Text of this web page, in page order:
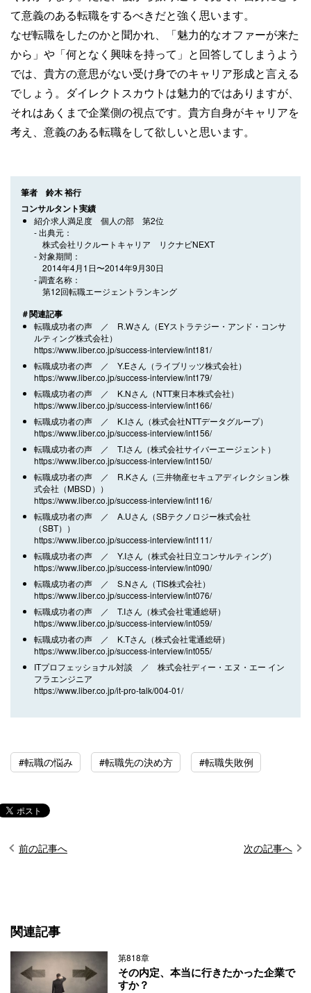
て意義のある転職をするべきだと強く思います。
なぜ転職をしたのかと聞かれ、「魅力的なオファーが来た
から」や「何となく興味を持って」と回答してしまうよう
では、貴方の意思がない受け身でのキャリア形成と言える
でしょう。ダイレクトスカウトは魅力的ではありますが、
それはあくまで企業側の視点です。貴方自身がキャリアを
考え、意義のある転職をして欲しいと思います。
筆者 鈴木 裕行
コンサルタント実績
紹介求人満足度 個人の部 第2位
出典元
株式会社リクルートキャリア リクナビNEXT
対象期間
2014年4月1日〜2014年9月30日
調査名称
第12回転職エージェントランキング
＃関連記事
転職成功者の声 ／ R.Wさん（EYストラテジー・アンド・コンサ
ルティング株式会社）
https://www.liber.co.jp/success-interview/int181/
転職成功者の声 ／ Y.Eさん（ライブリッツ株式会社）
https://www.liber.co.jp/success-interview/int179/
転職成功者の声 ／ K.Nさん（NTT東日本株式会社）
https://www.liber.co.jp/success-interview/int166/
転職成功者の声 ／ K.Iさん（株式会社NTTデータグループ）
https://www.liber.co.jp/success-interview/int156/
転職成功者の声 ／ T.Iさん（株式会社サイバーエージェント）
https://www.liber.co.jp/success-interview/int150/
転職成功者の声 ／ R.Kさん（三井物産セキュアディレクション株
式会社（MBSD））
https://www.liber.co.jp/success-interview/int116/
転職成功者の声 ／ A.Uさん（SBテクノロジー株式会社
（SBT））
https://www.liber.co.jp/success-interview/int111/
転職成功者の声 ／ Y.Iさん（株式会社日立コンサルティング）
https://www.liber.co.jp/success-interview/int090/
転職成功者の声 ／ S.Nさん（TIS株式会社）
https://www.liber.co.jp/success-interview/int076/
転職成功者の声 ／ T.Iさん（株式会社電通総研）
https://www.liber.co.jp/success-interview/int059/
転職成功者の声 ／ K.Tさん（株式会社電通総研）
https://www.liber.co.jp/success-interview/int055/
ITプロフェッショナル対談 ／ 株式会社ディー・エヌ・エー イン
フラエンジニア
https://www.liber.co.jp/it-pro-talk/004-01/
#転職の悩み #転職先の決め方 #転職失敗例
前の記事へ 次の記事へ
関連記事
第818章
その内定、本当に行きたかった企業で
すか？